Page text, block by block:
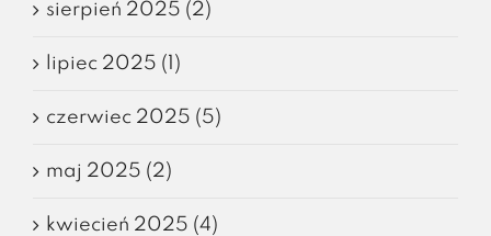
sierpień 2025 (2)
lipiec 2025 (1)
czerwiec 2025 (5)
maj 2025 (2)
kwiecień 2025 (4)